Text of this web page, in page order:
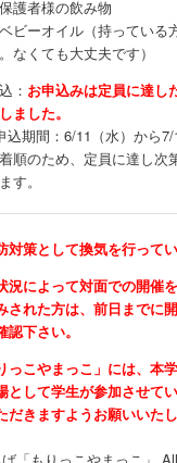
保護者様の飲み物
ベビーオイル（持っている
なくても大丈夫です）
： お申込みは定員に達し
ました。
込期間：6/11（水）から7/
順のため、定員に達し次
す。
策として換気を行ってい
況によって対面での開催
された方は、前日までに
下さい。
っこやまっこ」には、本
として学生が参加させて
きますようお願いいたし